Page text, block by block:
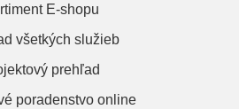
E-shopu
všetkých služieb
prehľad
poradenstvo online